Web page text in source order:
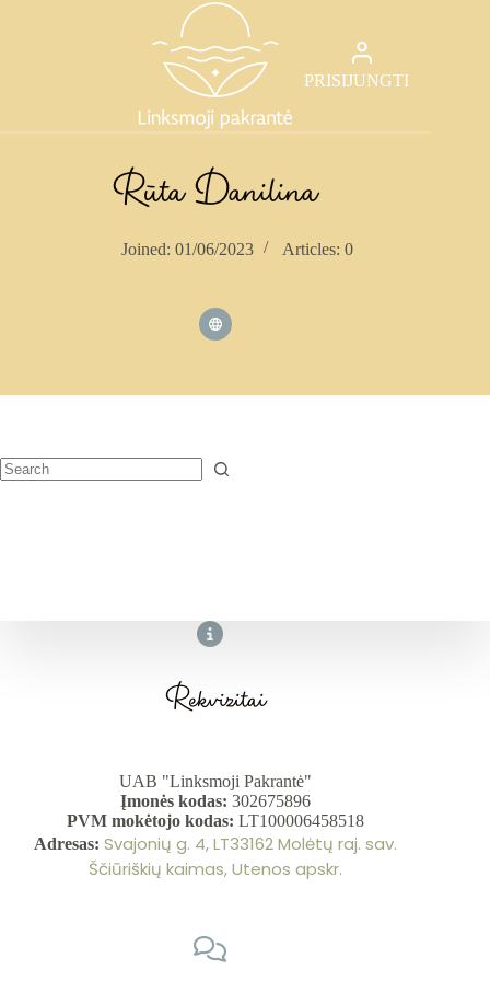
PRISIJUNGTI
Rūta Danilina
Joined: 01/06/2023 Articles: 0
Rekvizitai
UAB "Linksmoji Pakrantė"
Įmonės kodas: 302675896
PVM mokėtojo kodas: LT100006458518
Adresas: Svajonių g. 4, LT33162 Molėtų raj. sav.
Ščiūriškių kaimas, Utenos apskr.